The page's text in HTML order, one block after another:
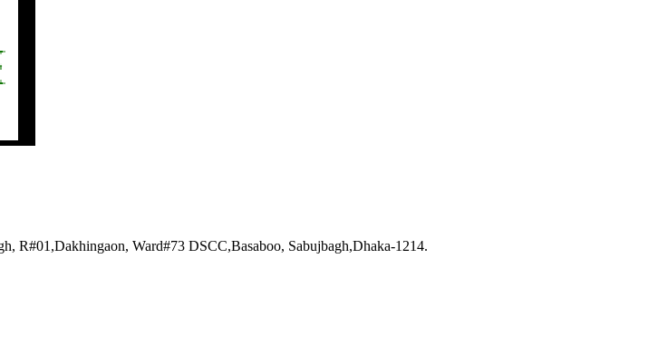
R#01,Dakhingaon, Ward#73 DSCC,Basaboo, Sabujbagh,Dhaka-1214.